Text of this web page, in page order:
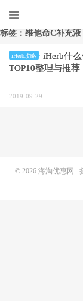
标签：维他命C补充液
iHerb攻略
iHerb什
TOP10整理与推荐
2019-09-29
© 2026 海淘优惠网